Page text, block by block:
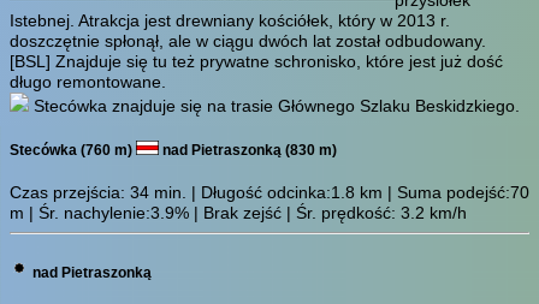
Istebnej. Atrakcja jest drewniany kościółek, który w 2013 r.
doszczętnie spłonął, ale w ciągu dwóch lat został odbudowany.
[BSL] Znajduje się tu też prywatne schronisko, które jest już dość
długo remontowane.
Stecówka znajduje się na trasie Głównego Szlaku Beskidzkiego.
Stecówka (760 m) nad Pietraszonką (830 m)
Czas przejścia: 34 min.
| Długość odcinka:1.8 km | Suma podejść:70
m | Śr. nachylenie:3.9% | Brak zejść | Śr. prędkość: 3.2 km/h
nad Pietraszonką